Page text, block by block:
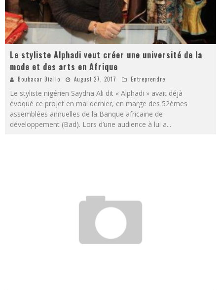
Le styliste Alphadi veut créer une université de la
mode et des arts en Afrique
Boubacar Diallo August 27, 2017 Entreprendre
Le styliste nigérien Saydna Ali dit « Alphadi » avait déjà
évoqué ce projet en mai dernier, en marge des 52èmes
assemblées annuelles de la Banque africaine de
développement (Bad). Lors d’une audience à lui a...